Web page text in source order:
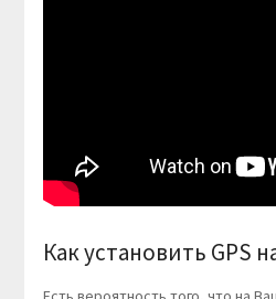
Как установить GPS